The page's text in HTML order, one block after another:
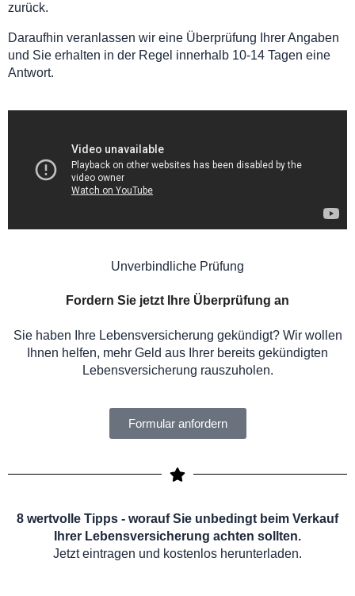
zurück.
Daraufhin veranlassen wir eine Überprüfung Ihrer Angaben
und Sie erhalten in der Regel innerhalb 10-14 Tagen eine
Antwort.
Unverbindliche Prüfung
Fordern Sie jetzt Ihre Überprüfung an
Sie haben Ihre Lebensversicherung gekündigt? Wir wollen
Ihnen helfen, mehr Geld aus Ihrer bereits gekündigten
Lebensversicherung rauszuholen.
Formular anfordern
8 wertvolle Tipps - worauf Sie unbedingt beim Verkauf
Ihrer Lebensversicherung achten sollten.
Jetzt eintragen und kostenlos herunterladen.